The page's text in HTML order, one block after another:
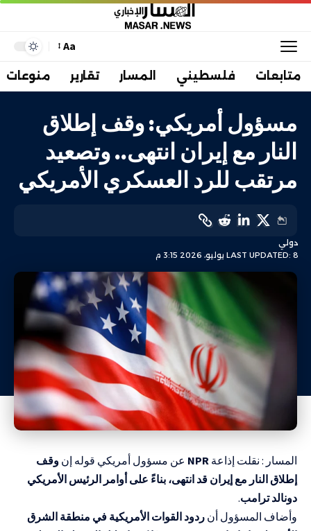
Aa
متابعات فلسطيني المسار تقارير منوعات
مسؤول أمريكي: وقف إطلاق
النار مع إيران انتهى.. وتصعيد
مرتقب للرد العسكري الأمريكي
LAST UPDATED: 8 يوليو، 2026 3:15 م
دولي
المسار : نقلت إذاعة NPR عن مسؤول أمريكي قوله إن وقف
إطلاق النار مع إيران قد انتهى، بناءً على أوامر الرئيس الأمريكي
دونالد ترامب.
وأضاف المسؤول أن ردود القوات الأمريكية في منطقة الشرق